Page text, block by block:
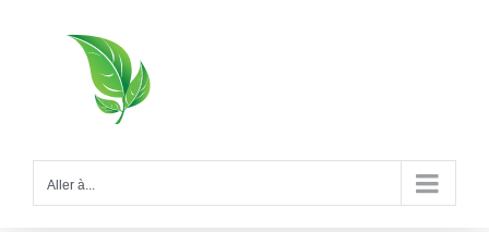
Aller à...